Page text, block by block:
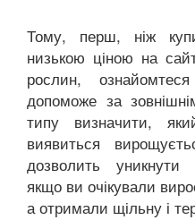
Тому, перш, ніж
низькою ціною на
рослин,
допоможе за
типу визначити,
виявиться
дозволить уникнути
якщо ви очікували
а отримали щільну і